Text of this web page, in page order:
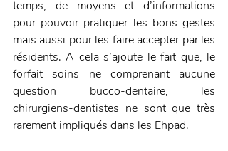
temps, de moyens et d’informations
pour pouvoir pratiquer les bons gestes
mais aussi pour les faire accepter par les
résidents. A cela s’ajoute le fait que, le
forfait soins ne comprenant aucune
question bucco-dentaire, les
chirurgiens-dentistes ne sont que très
rarement impliqués dans les Ehpad.